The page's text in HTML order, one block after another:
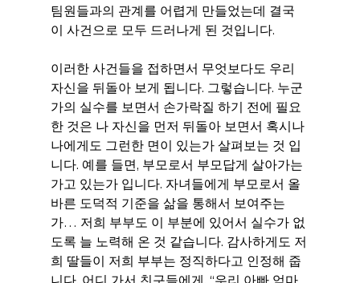
팀원들과의 관계를 어렵게 만들었는데 결국
이 사건으로 모두 드러나게 된 것입니다.
이러한 사건들을 접하면서 무엇보다도 우리
자신을 뒤돌아 보게 됩니다. 그렇습니다. 누군
가의 실수를 보면서 손가락질 하기 전에 필요
한 것은 나 자신을 먼저 뒤돌아 보면서 혹시나
나에게도 그런한 면이 있는가 살펴보는 것 입
니다. 예를 들면, 부모로서 부모답게 살아가는
가고 있는가 입니다. 자녀들에게 부모로서 올
바른 도덕적 기준을 삶을 통해서 보여주는
가… 저희 부부도 이 부분에 있어서 실수가 없
도록 늘 노력해 온 것 같습니다. 감사하게도 저
희 딸들이 저희 부부는 정직하다고 인정해 줍
니다. 어디 가서 친구들에게, “우리 아빠 엄마